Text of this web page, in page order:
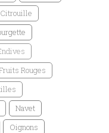
Citrouille
Rouges
Navet
Oignons